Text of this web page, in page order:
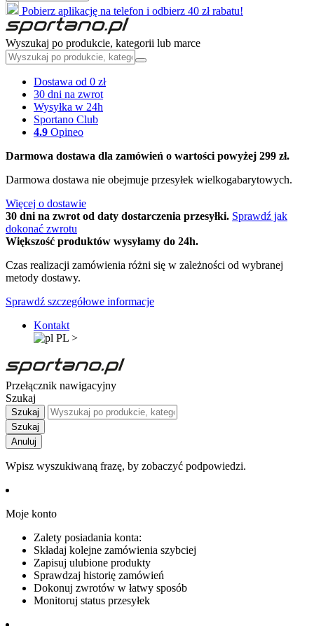
Pobierz aplikację na telefon i odbierz 40 zł rabatu!
Wyszukaj po produkcie, kategorii lub marce
Dostawa od 0 zł
30 dni na zwrot
Wysyłka w 24h
Sportano Club
4.9 Opineo
Darmowa dostawa dla zamówień o wartości powyżej 299 zł.
Darmowa dostawa nie obejmuje przesyłek wielkogabarytowych.
Więcej o dostawie
30 dni na zwrot od daty dostarczenia przesyłki. Sprawdź jak
dokonać zwrotu
Większość produktów wysyłamy do 24h.
Czas realizacji zamówienia różni się w zależności od wybranej
metody dostawy.
Sprawdź szczegółowe informacje
Kontakt
PL >
Przełącznik nawigacyjny
Szukaj
Szukaj
Szukaj
Anuluj
Wpisz wyszukiwaną frazę, by zobaczyć podpowiedzi.
Moje konto
Zalety posiadania konta:
Składaj kolejne zamówienia szybciej
Zapisuj ulubione produkty
Sprawdzaj historię zamówień
Dokonuj zwrotów w łatwy sposób
Monitoruj status przesyłek